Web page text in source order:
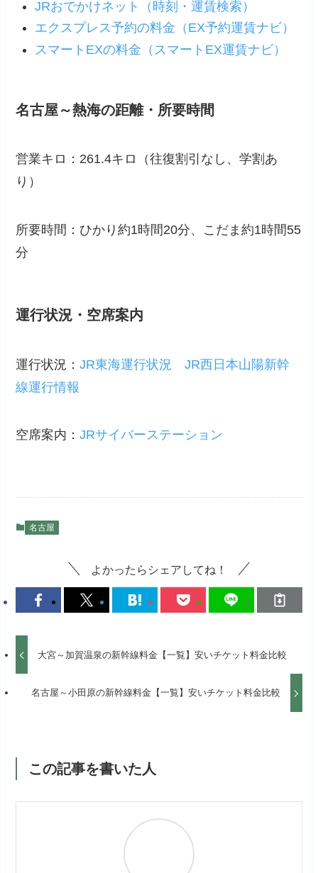
JRおでかけネット（時刻・運賃検索）
エクスプレス予約の料金（EX予約運賃ナビ）
スマートEXの料金（スマートEX運賃ナビ）
名古屋～熱海の距離・所要時間
営業キロ：261.4キロ（往復割引なし、学割あ
り）
所要時間：ひかり約1時間20分、こだま約1時間55
分
運行状況・空席案内
運行状況：JR東海運行状況
JR西日本山陽新幹
線運行情報
空席案内：JRサイバーステーション
名古屋
よかったらシェアしてね！
大宮～加賀温泉の新幹線料金【一覧】安いチケット料金比較
名古屋～小田原の新幹線料金【一覧】安いチケット料金比較
この記事を書いた人